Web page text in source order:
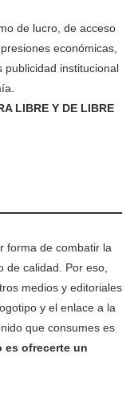
de lucro, de acceso
presiones económicas,
publicidad institucional
LIBRE Y DE LIBRE
forma de combatir la
de calidad. Por eso,
medios y editoriales
y el enlace a la
que consumes es
es ofrecerte un